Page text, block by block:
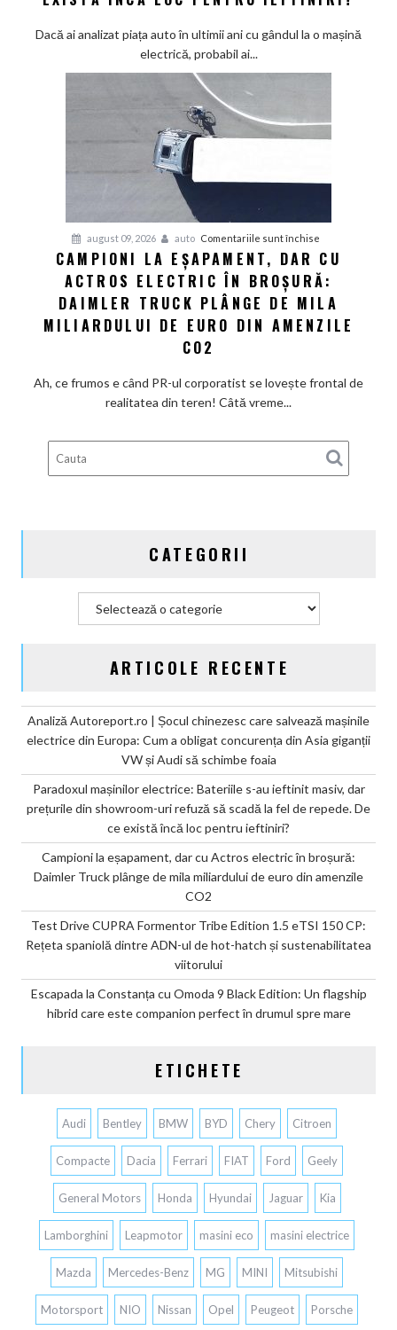
au
masiv,
showroom-
uri
să
la
de
repede.
De
ce
Dacă ai analizat piața auto în ultimii ani cu gândul la o mașină
electrică, probabil ai...
august 09, 2026 auto Comentariile sunt închise
Campioni
la
eșapament,
cu
Truck
CO2
CAMPIONI LA EȘAPAMENT, DAR CU
ACTROS ELECTRIC ÎN BROȘURĂ:
DAIMLER TRUCK PLÂNGE DE MILA
MILIARDULUI DE EURO DIN AMENZILE
CO2
Ah, ce frumos e când PR-ul corporatist se lovește frontal de
realitatea din teren! Câtă vreme...
CATEGORII
ARTICOLE RECENTE
Analiză Autoreport.ro | Șocul chinezesc care salvează mașinile
electrice din Europa: Cum a obligat concurența din Asia giganții
VW și Audi să schimbe foaia
Paradoxul mașinilor electrice: Bateriile s-au ieftinit masiv, dar
prețurile din showroom-uri refuză să scadă la fel de repede. De
ce există încă loc pentru ieftiniri?
Campioni la eșapament, dar cu Actros electric în broșură:
Daimler Truck plânge de mila miliardului de euro din amenzile
CO2
Test Drive CUPRA Formentor Tribe Edition 1.5 eTSI 150 CP:
Rețeta spaniolă dintre ADN-ul de hot-hatch și sustenabilitatea
viitorului
Escapada la Constanța cu Omoda 9 Black Edition: Un flagship
hibrid care este companion perfect în drumul spre mare
ETICHETE
Audi Bentley BMW BYD Chery Citroen
Compacte Dacia Ferrari FIAT Ford Geely
General Motors Honda Hyundai Jaguar Kia
Lamborghini Leapmotor masini eco masini electrice
Mazda Mercedes-Benz MG MINI Mitsubishi
Motorsport NIO Nissan Opel Peugeot Porsche